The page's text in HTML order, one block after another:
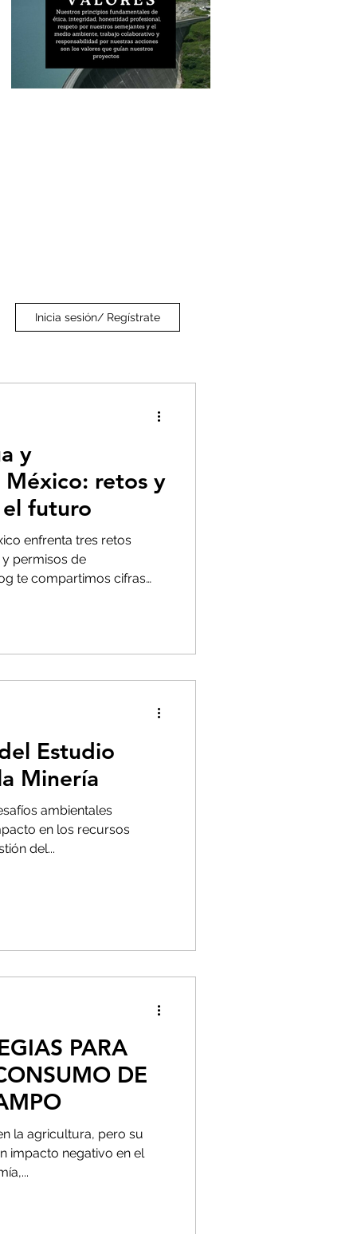
Inicia sesión/ Regístrate
y
retos y
futuro
enfrenta tres retos
permisos de
te compartimos cifras
Estudio
Minería
ambientales
en los recursos
del...
PARA
DE
la agricultura, pero su
impacto negativo en el